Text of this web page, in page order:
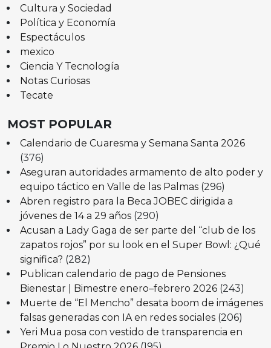
Cultura y Sociedad
Política y Economía
Espectáculos
mexico
Ciencia Y Tecnología
Notas Curiosas
Tecate
MOST POPULAR
Calendario de Cuaresma y Semana Santa 2026
(376)
Aseguran autoridades armamento de alto poder y
equipo táctico en Valle de las Palmas (296)
Abren registro para la Beca JOBEC dirigida a
jóvenes de 14 a 29 años (290)
Acusan a Lady Gaga de ser parte del “club de los
zapatos rojos” por su look en el Super Bowl: ¿Qué
significa? (282)
Publican calendario de pago de Pensiones
Bienestar | Bimestre enero–febrero 2026 (243)
Muerte de “El Mencho” desata boom de imágenes
falsas generadas con IA en redes sociales (206)
Yeri Mua posa con vestido de transparencia en